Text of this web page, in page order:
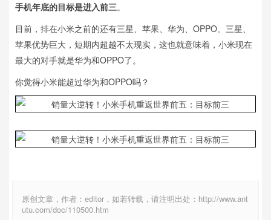
手机年底的目标是进入前三。
目前，排在小米之前的还有三星、苹果、华为、OPPO。三星、
苹果优势巨大，短期内超越不太现实，这也就意味着，小米现在
最大的对手就是华为和OPPO了。
你觉得小米能超过华为和OPPO吗？
原创文章，作者：editor，如若转载，请注明出处：http://www.ant
utu.com/doc/110500.htm